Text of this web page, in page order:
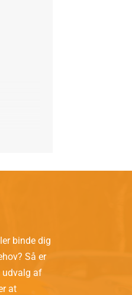
binde dig
Så er
udvalg af
at